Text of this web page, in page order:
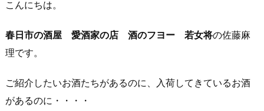
こんにちは。
春日市の酒屋 愛酒家の店 酒のフヨー 若女将の佐藤麻
理です。
ご紹介したいお酒たちがあるのに、入荷してきているお酒
があるのに・・・・